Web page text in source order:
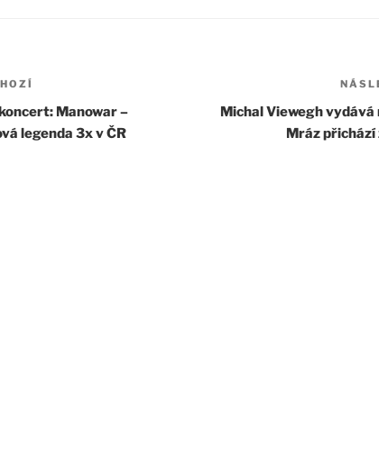
Manowar –
legenda 3x v ČR
Michal Viewegh vydává
Mráz přichází